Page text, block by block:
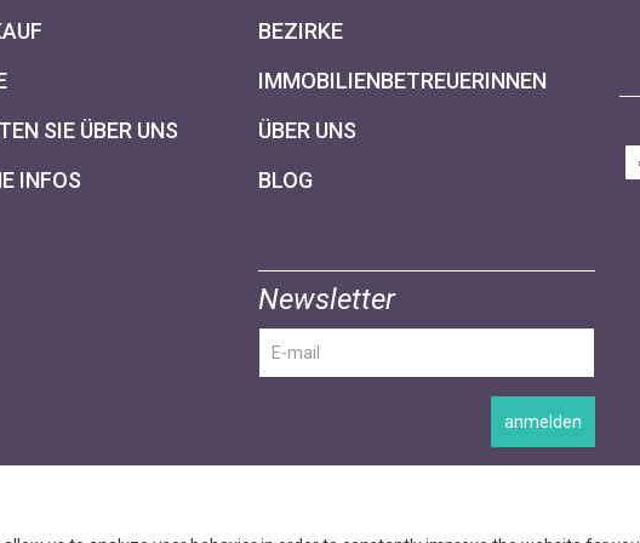
SIE ÜBER UNS
INFOS
BEZIRKE
IMMOBILIENBETREUERINNEN
ÜBER UNS
BLOG
Newsletter
anmelden